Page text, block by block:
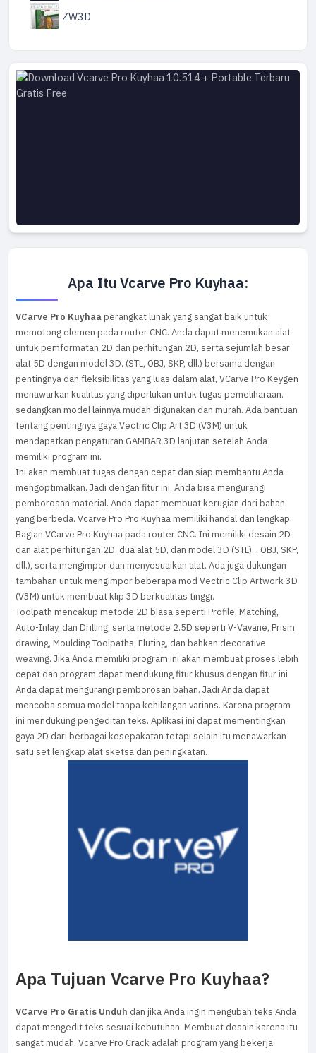
Apa Itu Vcarve Pro Kuyhaa:
VCarve Pro Kuyhaaperangkat lunak yang sangat baik untuk
memotong elemen pada router CNC. Anda dapat menemukan alat
untuk pemformatan 2D dan perhitungan 2D, serta sejumlah besar
alat 5D dengan model 3D. (STL, OBJ, SKP, dll.) bersama dengan
pentingnya dan fleksibilitas yang luas dalam alat, VCarve Pro Keygen
menawarkan kualitas yang diperlukan untuk tugas pemeliharaan.
sedangkan model lainnya mudah digunakan dan murah. Ada bantuan
tentang pentingnya gaya Vectric Clip Art 3D (V3M) untuk
mendapatkan pengaturan GAMBAR 3D lanjutan setelah Anda
memiliki program ini.
Ini akan membuat tugas dengan cepat dan siap membantu Anda
mengoptimalkan. Jadi dengan fitur ini, Anda bisa mengurangi
pemborosan material. Anda dapat membuat kerugian dari bahan
yang berbeda. Vcarve Pro Pro Kuyhaa memiliki handal dan lengkap.
Bagian VCarve Pro Kuyhaa pada router CNC. Ini memiliki desain 2D
dan alat perhitungan 2D, dua alat 5D, dan model 3D (STL). , OBJ, SKP,
dll.), serta mengimpor dan menyesuaikan alat. Ada juga dukungan
tambahan untuk mengimpor beberapa mod Vectric Clip Artwork 3D
(V3M) untuk membuat klip 3D berkualitas tinggi.
Toolpath mencakup metode 2D biasa seperti Profile, Matching,
Auto-Inlay, dan Drilling, serta metode 2.5D seperti V-Vavane, Prism
drawing, Moulding Toolpaths, Fluting, dan bahkan decorative
weaving. Jika Anda memiliki program ini akan membuat proses lebih
cepat dan program dapat mendukung fitur khusus dengan fitur ini
Anda dapat mengurangi pemborosan bahan. Jadi Anda dapat
mencoba semua model tanpa kehilangan varians. Karena program
ini mendukung pengeditan teks. Aplikasi ini dapat mementingkan
gaya 2D dari berbagai kesepakatan tetapi selain itu menawarkan
satu set lengkap alat sketsa dan peningkatan.
Apa Tujuan Vcarve Pro Kuyhaa?
VCarve Pro Gratis Unduh dan jika Anda ingin mengubah teks Anda
dapat mengedit teks sesuai kebutuhan. Membuat desain karena itu
sangat mudah. Vcarve Pro Crack adalah program yang bekerja
ZW3D